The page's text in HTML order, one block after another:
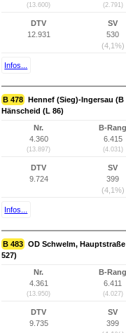
(13.600) (2.791)
DTV
12.931
SV
530
(4,1%)
Infos...
B 478 Hennef (Sieg)-Ingersau
Hänscheid (L 86)
Nr.
4.360
(13.897)
B-Rang
6.415
(4.031)
DTV
9.724
SV
399
(4,1%)
Infos...
B 483 OD Schwelm,
527)
Nr.
4.361
(13.950)
B-Rang
6.411
(4.027)
DTV
9.735
SV
399